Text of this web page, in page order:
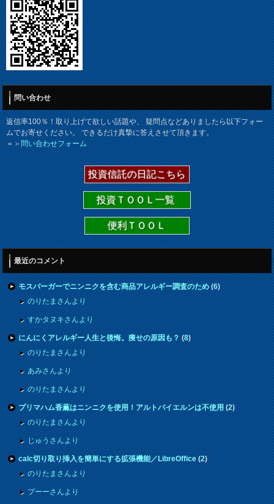
問い合わせ
返信率100％！取り上げて欲しい話題や、 疑問点などありましたら以下フォー
ムでお寄せください。 できるだけ真摯に答えさせて頂きます。
＝＞問い合わせフォーム
投資信託の日記こちら
投資ＴＯＯＬ一覧
便利ＴＯＯＬ
最近のコメント
モスバーガーでニンニクを含む商品アレルギー調査のため(6)
のりたまさんより
すかタヌキさんより
にんにくアレルギー人生と後悔。痩せの原因も？(8)
のりたまさんより
あみさんより
のりたまさんより
プリマハム香薫はニンニクを使用！アルトバイエルンは不使用(2)
のりたまさんより
じゅうさんより
calc切り取り挿入を簡単にする拡張機能／LibreOffice(2)
のりたまさんより
プーーさんより